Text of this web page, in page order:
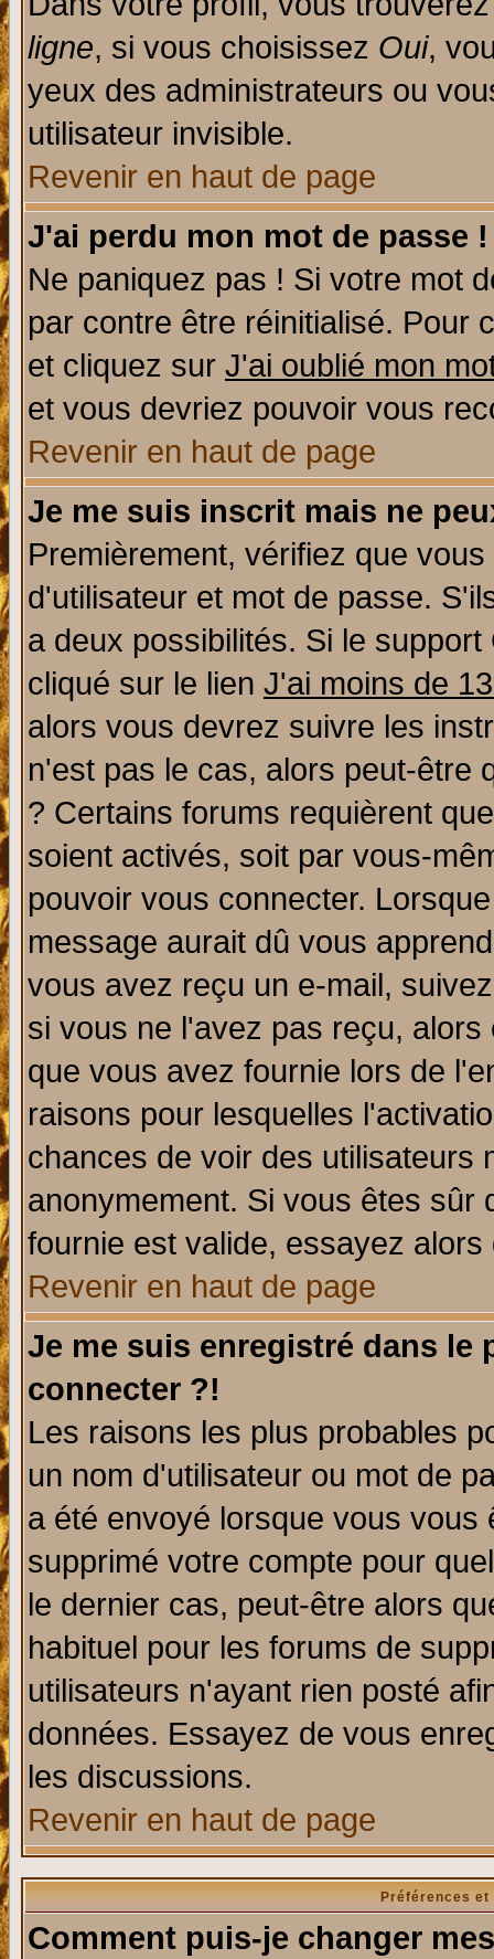
ligne, si vous choisissez Oui,
yeux des administrateurs ou
utilisateur invisible.
Revenir en haut de page
J'ai perdu mon mot de passe !
Ne paniquez pas ! Si votre mot
par contre être réinitialisé. Pour
et cliquez sur J'ai oublié mon
et vous devriez pouvoir vous
Revenir en haut de page
Je me suis inscrit mais ne
Premièrement, vérifiez que
d'utilisateur et mot de passe.
a deux possibilités. Si le
cliqué sur le lien J'ai moins de
alors vous devrez suivre les
n'est pas le cas, alors peut-être
? Certains forums requièrent
soient activés, soit par vous-
pouvoir vous connecter.
message aurait dû vous
vous avez reçu un e-mail,
si vous ne l'avez pas reçu,
que vous avez fournie lors de
raisons pour lesquelles
chances de voir des utilisateurs
anonymement. Si vous êtes sûr
fournie est valide, essayez
Revenir en haut de page
Je me suis enregistré dans le
connecter ?!
Les raisons les plus probables
un nom d'utilisateur ou mot de
a été envoyé lorsque vous
supprimé votre compte pour
le dernier cas, peut-être alors
habituel pour les forums de
utilisateurs n'ayant rien posté
données. Essayez de vous
les discussions.
Revenir en haut de page
Préférences
Comment puis-je changer